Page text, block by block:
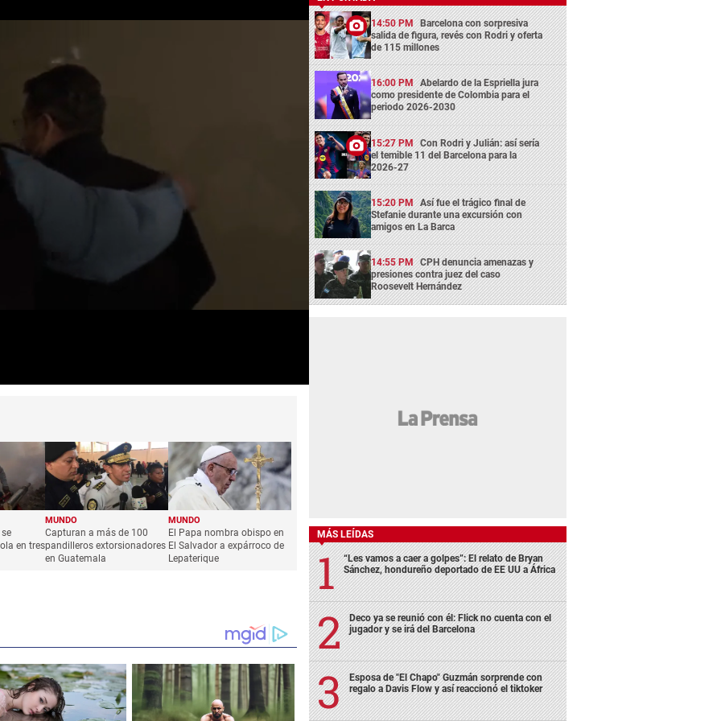
en tres
MUNDO
Capturan a más de 100
pandilleros extorsionadores
en Guatemala
MUNDO
El Papa nombra obispo en
El Salvador a expárroco de
Lepaterique
14:50 PM Barcelona con sorpresiva
salida de figura, revés con Rodri y oferta
de 115 millones
16:00 PM Abelardo de la Espriella jura
como presidente de Colombia para el
periodo 2026-2030
15:27 PM Con Rodri y Julián: así sería
el temible 11 del Barcelona para la
2026-27
15:20 PM Así fue el trágico final de
Stefanie durante una excursión con
amigos en La Barca
14:55 PM CPH denuncia amenazas y
presiones contra juez del caso
Roosevelt Hernández
MÁS LEÍDAS
“Les vamos a caer a golpes”: El relato de Bryan
Sánchez, hondureño deportado de EE UU a África
Deco ya se reunió con él: Flick no cuenta con el
jugador y se irá del Barcelona
Esposa de "El Chapo" Guzmán sorprende con
regalo a Davis Flow y así reaccionó el tiktoker